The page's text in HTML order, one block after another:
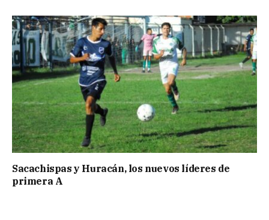
Sacachispas y Huracán, los nuevos líderes de
primera A